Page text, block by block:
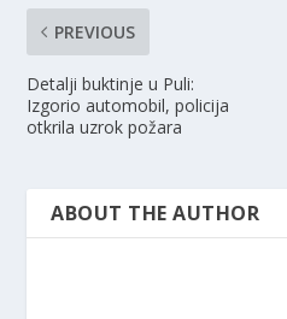
PREVIOUS
Detalji buktinje u Puli:
Izgorio automobil, policija
otkrila uzrok požara
ABOUT THE AUTHOR